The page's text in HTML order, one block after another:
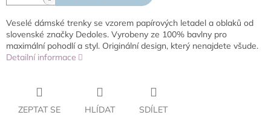
Veselé dámské trenky se vzorem papírových letadel a oblaků od
slovenské značky Dedoles. Vyrobeny ze 100% bavlny pro
maximální pohodlí a styl. Originální design, který nenajdete všude.
Detailní informace
ZEPTAT SE HLÍDAT SDÍLET